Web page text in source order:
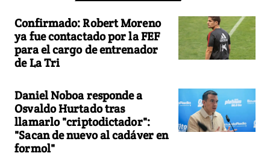
Confirmado: Robert Moreno
ya fue contactado por la FEF
para el cargo de entrenador
de La Tri
Daniel Noboa responde a
Osvaldo Hurtado tras
llamarlo "criptodictador":
"Sacan de nuevo al cadáver en
formol"